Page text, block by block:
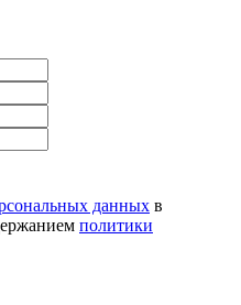
данных в
политики